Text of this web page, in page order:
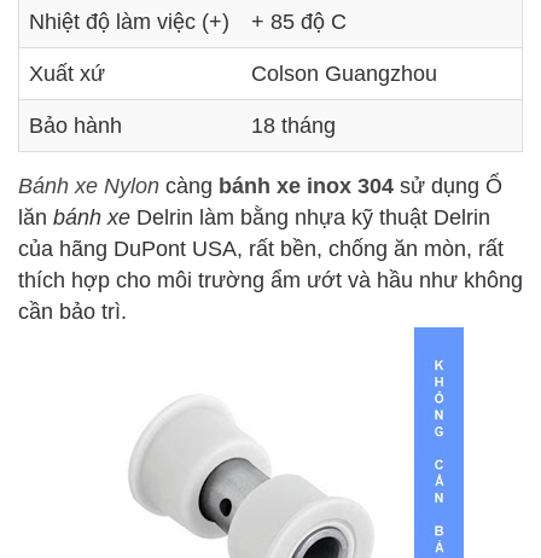
Nhiệt độ làm việc (+) + 85 độ C
Xuất xứ Colson Guangzhou
Bảo hành 18 tháng
Bánh xe Nylon càng bánh xe inox 304 sử dụng Ổ
lăn bánh xe Delrin làm bằng nhựa kỹ thuật Delrin
của hãng DuPont USA, rất bền, chống ăn mòn, rất
thích hợp cho môi trường ẩm ướt và hầu như không
cần bảo trì.